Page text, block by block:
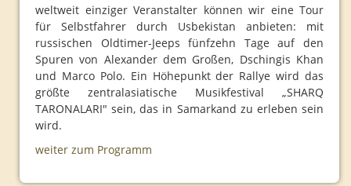
Plakate
2008
2009
2013
weltweit einziger Veranstalter können wir eine Tour
für Selbstfahrer durch Usbekistan anbieten: mit
russischen Oldtimer-Jeeps fünfzehn Tage auf den
Spuren von Alexander dem Großen, Dschingis Khan
und Marco Polo. Ein Höhepunkt der Rallye wird das
größte zentralasiatische Musikfestival „SHARQ
TARONALARI" sein, das in Samarkand zu erleben sein
wird.
weiter zum Programm